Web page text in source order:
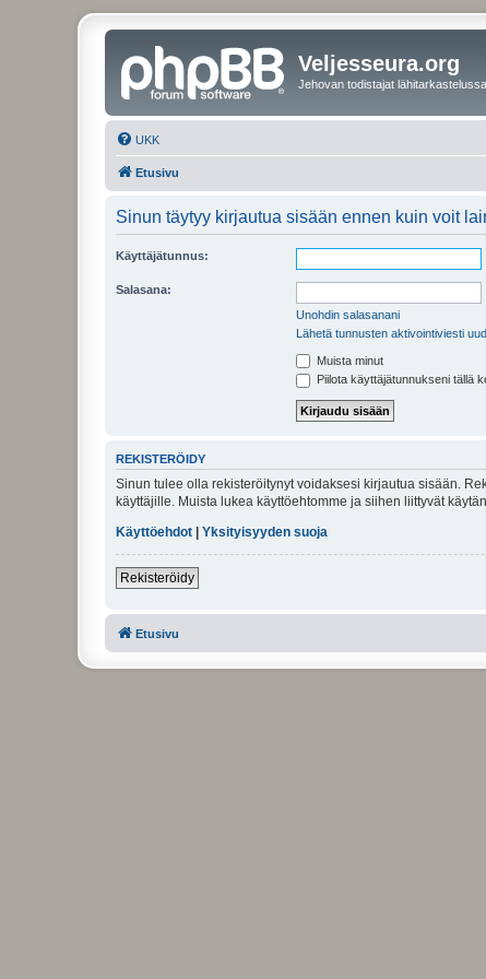
Veljesseura.org
Jehovan todistajat lähitarkastelussa
UKK
Etusivu
Sinun täytyy kirjautua sisään ennen kuin voit
Käyttäjätunnus:
Salasana:
Unohdin salasanani
Lähetä tunnusten aktivointiviesti
Muista minut
Piilota käyttäjätunnukseni tällä
REKISTERÖIDY
Sinun tulee olla rekisteröitynyt voidaksesi kirjautua sisään.
käyttäjille. Muista lukea käyttöehtomme ja siihen liittyvät
Käyttöehdot
Yksityisyyden suoja
Rekisteröidy
Etusivu